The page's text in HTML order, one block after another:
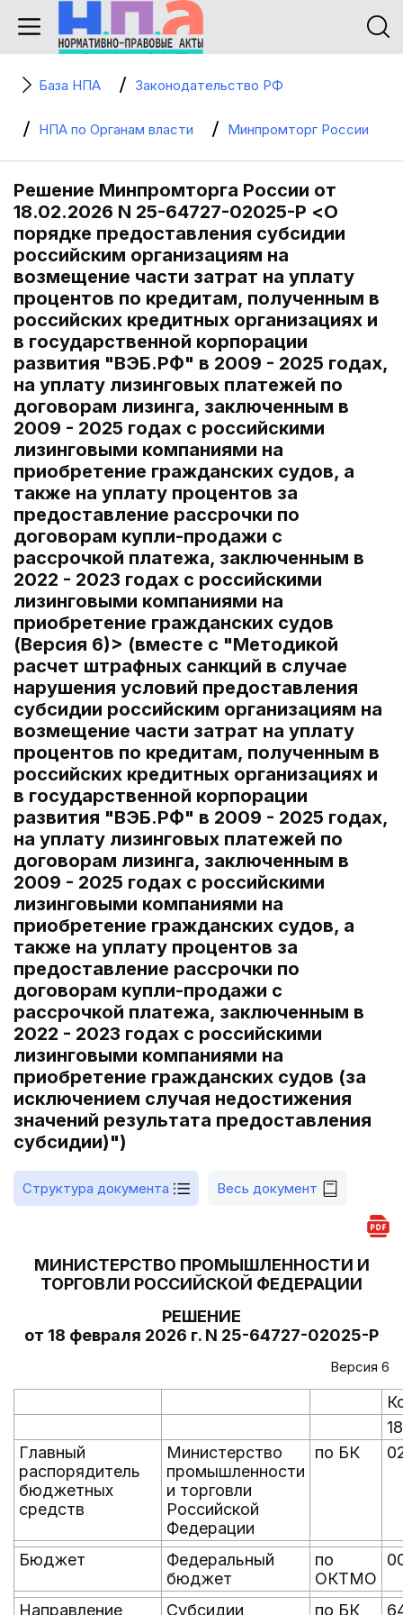
База НПА Законодательство РФ
НПА по Органам власти Минпромторг России
Решение Минпромторга России от
18.02.2026 N 25-64727-02025-Р <О
порядке предоставления субсидии
российским организациям на
возмещение части затрат на уплату
процентов по кредитам, полученным в
российских кредитных организациях и
в государственной корпорации
развития "ВЭБ.РФ" в 2009 - 2025 годах,
на уплату лизинговых платежей по
договорам лизинга, заключенным в
2009 - 2025 годах с российскими
лизинговыми компаниями на
приобретение гражданских судов, а
также на уплату процентов за
предоставление рассрочки по
договорам купли-продажи с
рассрочкой платежа, заключенным в
2022 - 2023 годах с российскими
лизинговыми компаниями на
приобретение гражданских судов
(Версия 6)> (вместе с "Методикой
расчет штрафных санкций в случае
нарушения условий предоставления
субсидии российским организациям на
возмещение части затрат на уплату
процентов по кредитам, полученным в
российских кредитных организациях и
в государственной корпорации
развития "ВЭБ.РФ" в 2009 - 2025 годах,
на уплату лизинговых платежей по
договорам лизинга, заключенным в
2009 - 2025 годах с российскими
лизинговыми компаниями на
приобретение гражданских судов, а
также на уплату процентов за
предоставление рассрочки по
договорам купли-продажи с
рассрочкой платежа, заключенным в
2022 - 2023 годах с российскими
лизинговыми компаниями на
приобретение гражданских судов (за
исключением случая недостижения
значений результата предоставления
субсидии)")
Структура документа Весь документ
МИНИСТЕРСТВО ПРОМЫШЛЕННОСТИ И
ТОРГОВЛИ РОССИЙСКОЙ ФЕДЕРАЦИИ
РЕШЕНИЕ
от 18 февраля 2026 г. N 25-64727-02025-Р
Версия 6
Главный
распорядитель
бюджетных
средств
Министерство
промышленности
и торговли
Российской
Федерации
по БК
Бюджет
Федеральный
бюджет
по
ОКТМО
Направление Субсидии по БК